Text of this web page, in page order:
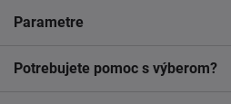
Parametre
Potrebujete pomoc s výberom?